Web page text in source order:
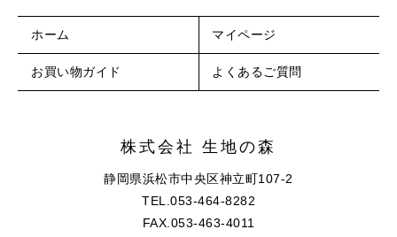
ホーム マイページ
お買い物ガイド よくあるご質問
株式会社 生地の森
静岡県浜松市中央区神立町107-2
TEL.053-464-8282
FAX.053-463-4011